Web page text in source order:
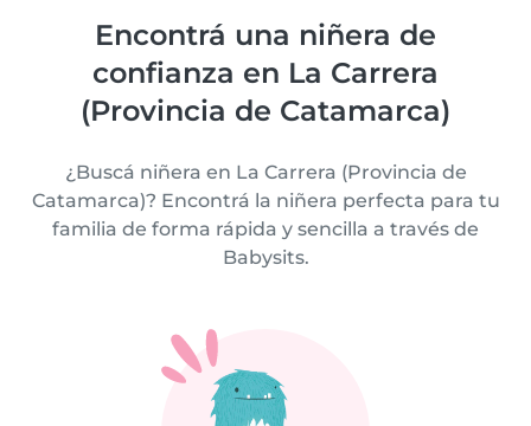
Encontrá una niñera de
confianza en La Carrera
(Provincia de Catamarca)
¿Buscá niñera en La Carrera (Provincia de
Catamarca)? Encontrá la niñera perfecta para tu
familia de forma rápida y sencilla a través de
Babysits.